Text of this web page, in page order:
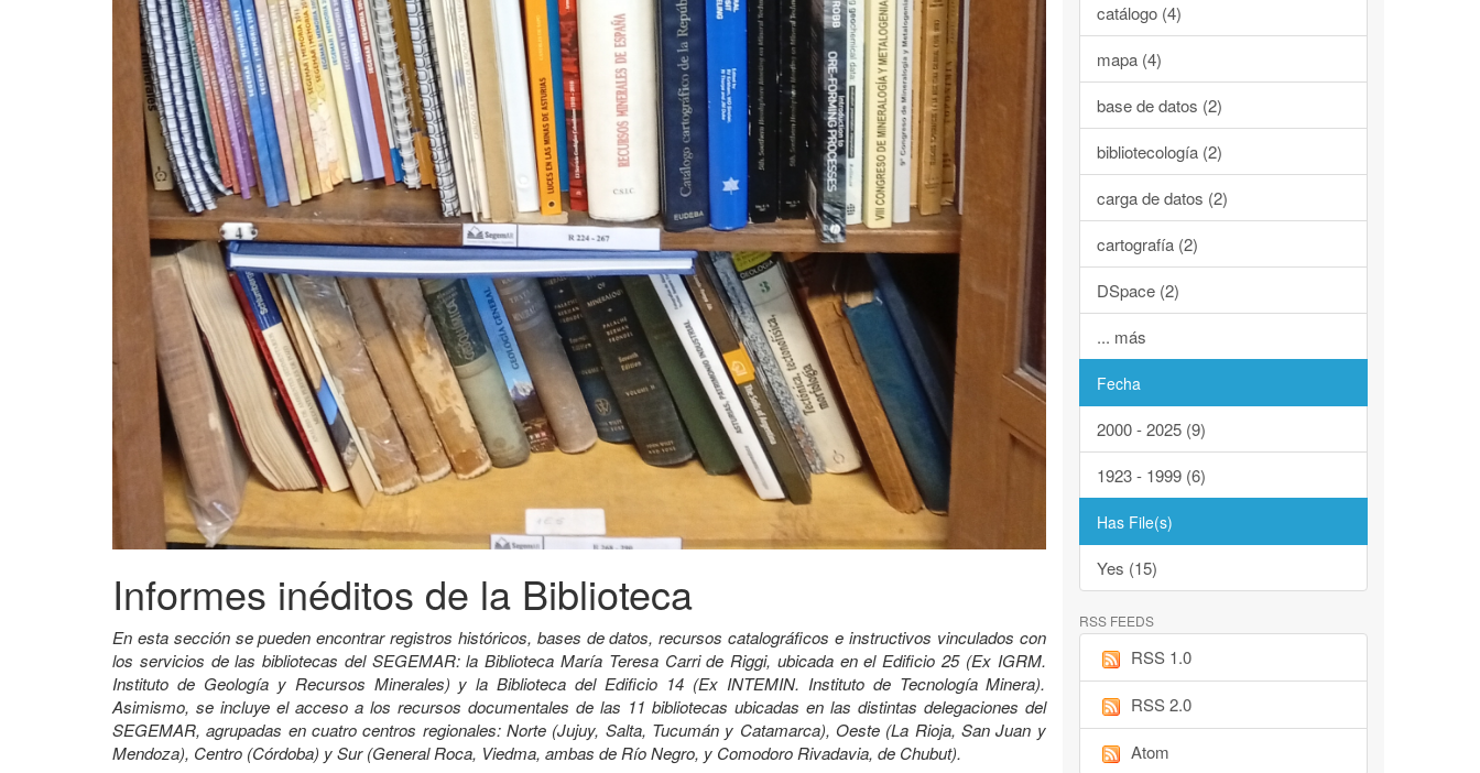
Informes inéditos de la Biblioteca
En esta sección se pueden encontrar registros históricos, bases de datos, recursos catalográficos e instructivos vinculados con
los servicios de las bibliotecas del SEGEMAR: la Biblioteca María Teresa Carri de Riggi, ubicada en el Edificio 25 (Ex IGRM.
Instituto de Geología y Recursos Minerales) y la Biblioteca del Edificio 14 (Ex INTEMIN. Instituto de Tecnología Minera).
Asimismo, se incluye el acceso a los recursos documentales de las 11 bibliotecas ubicadas en las distintas delegaciones del
SEGEMAR, agrupadas en cuatro centros regionales: Norte (Jujuy, Salta, Tucumán y Catamarca), Oeste (La Rioja, San Juan y
Mendoza), Centro (Córdoba) y Sur (General Roca, Viedma, ambas de Río Negro, y Comodoro Rivadavia, de Chubut).
catálogo (4)
mapa (4)
base de datos (2)
bibliotecología (2)
carga de datos (2)
cartografía (2)
DSpace (2)
... más
Fecha
2000 - 2025 (9)
1923 - 1999 (6)
Has File(s)
Yes (15)
RSS FEEDS
RSS 1.0
RSS 2.0
Atom